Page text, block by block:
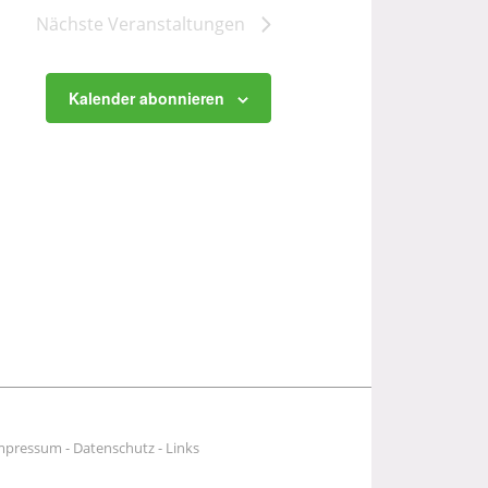
Nächste Veranstaltungen
Kalender abonnieren
- Datenschutz- Links